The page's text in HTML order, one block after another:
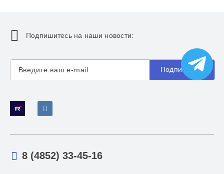
Подпишитесь на наши новости:
Подписаться
8 (4852) 33-45-16